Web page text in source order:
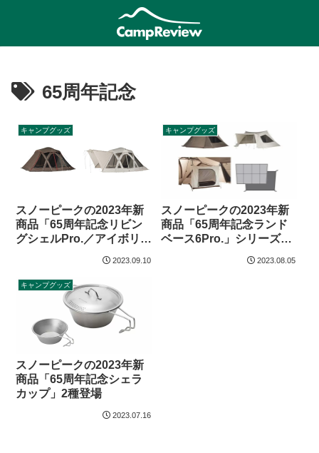
65周年記念
キャンプグッズ
スノーピークの2023年新
商品「65周年記念リビン
グシェルPro.／アイボリー
2023.09.10
キャンプグッズ
スノーピークの2023年新
商品「65周年記念ランド
ベース6Pro.」シリーズ4
2023.08.05
キャンプグッズ
スノーピークの2023年新
商品「65周年記念シェラ
カップ」2種登場
2023.07.16